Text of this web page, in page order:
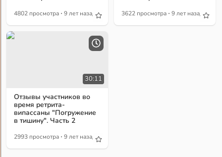
4802 просмотра · 9 лет назад 3622 просмотра · 9 лет назад
30:11
Отзывы участников во
время ретрита-
випассаны "Погружение
в тишину". Часть 2
2993 просмотра · 9 лет назад